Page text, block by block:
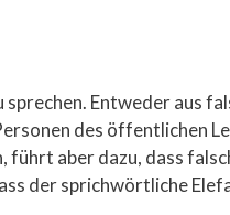
Entweder aus
des öffentlichen
aber dazu, dass
der sprichwörtliche